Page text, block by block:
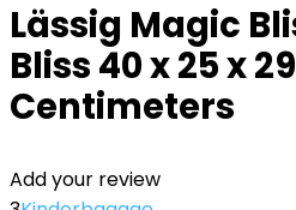
Lässig Magic
Bliss 40 x 25 x 29
Centimeters
Add your review